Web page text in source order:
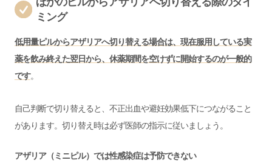
ミング
低用量ピルからアザリアへ切り替える場合は、現在服用している実
薬を飲み終えた翌日から、休薬期間を空けずに開始するのが一般的
です。
自己判断で切り替えると、不正出血や避妊効果低下につながること
があります。切り替え時は必ず医師の指示に従いましょう。
アザリア（ミニピル）では性感染症は予防できない